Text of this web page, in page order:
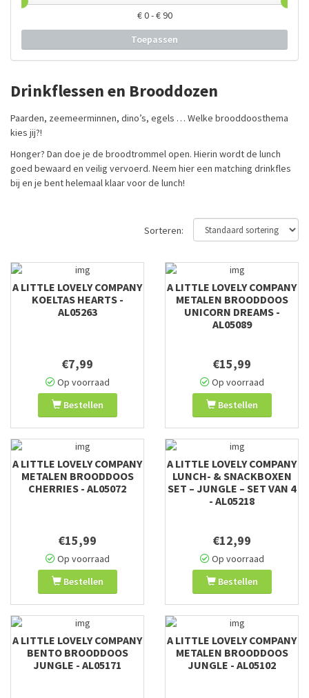
€0- €90
Toepassen
Drinkflessen en Brooddozen
Paarden, zeemeerminnen, dino’s, egels … Welke brooddoosthema
kies jij?!
Honger? Dan doe je de broodtrommel open. Hierin wordt de lunch
goed bewaard en veilig vervoerd. Neem hier een matching drinkfles
bij en je bent helemaal klaar voor de lunch!
Sorteren:
A LITTLE LOVELY COMPANY
KOELTAS HEARTS -
AL05263
€7,99
Op voorraad
Bestellen
A LITTLE LOVELY COMPANY
METALEN BROODDOOS
UNICORN DREAMS -
AL05089
€15,99
Op voorraad
Bestellen
A LITTLE LOVELY COMPANY
METALEN BROODDOOS
CHERRIES - AL05072
€15,99
Op voorraad
Bestellen
A LITTLE LOVELY COMPANY
LUNCH- & SNACKBOXEN
SET – JUNGLE – SET VAN 4
- AL05218
€12,99
Op voorraad
Bestellen
A LITTLE LOVELY COMPANY
BENTO BROODDOOS
JUNGLE - AL05171
A LITTLE LOVELY COMPANY
METALEN BROODDOOS
JUNGLE - AL05102